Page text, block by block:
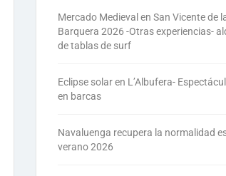
Mercado Medieval en San Vicente de
Barquera 2026 -Otras experiencias-
de tablas de surf
Eclipse solar en L’Albufera-
en barcas
Navaluenga recupera la normalidad
verano 2026